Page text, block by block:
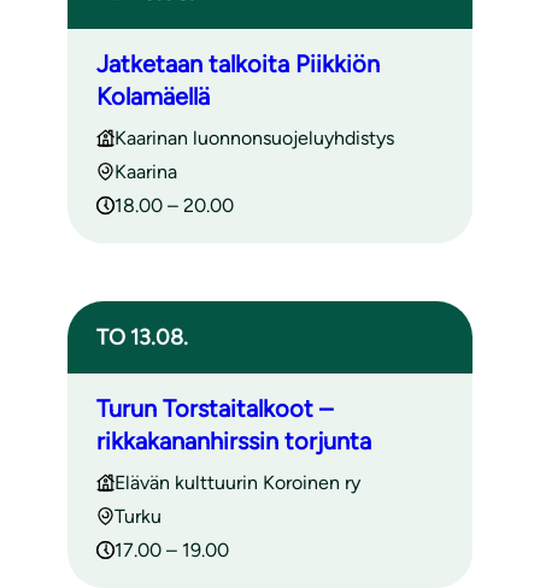
Jatketaan talkoita Piikkiön
Kolamäellä
Kaarinan luonnonsuojeluyhdistys
Kaarina
18.00 – 20.00
TO 13.08.
Turun Torstaitalkoot –
rikkakananhirssin torjunta
Elävän kulttuurin Koroinen ry
Turku
17.00 – 19.00